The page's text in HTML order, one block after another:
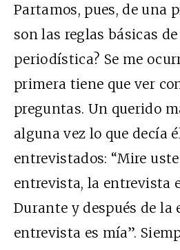
Partamos, pues, de una
son las reglas básicas
periodística? Se me
primera tiene que ver
preguntas. Un querido
alguna vez lo que decía
entrevistados: “Mire
entrevista, la entrevista
Durante y después de la
entrevista es mía”.